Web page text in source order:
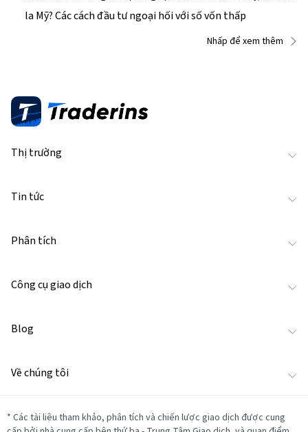
la Mỹ? Các cách đầu tư ngoại hối với số vốn thấp
Nhấp để xem thêm
Thị trường
Tin tức
Phân tích
Công cụ giao dịch
Blog
Về chúng tôi
* Các tài liệu tham khảo, phân tích và chiến lược giao dịch được cung